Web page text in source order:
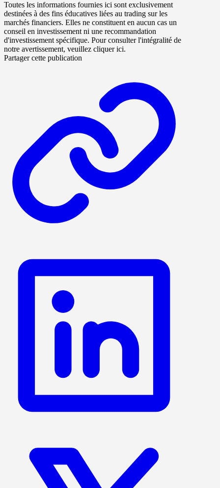
Toutes les informations fournies ici sont exclusivement
destinées à des fins éducatives liées au trading sur les
marchés financiers. Elles ne constituent en aucun cas un
conseil en investissement ni une recommandation
d'investissement spécifique. Pour consulter l'intégralité de
notre avertissement, veuillez cliquer ici.
Partager cette publication